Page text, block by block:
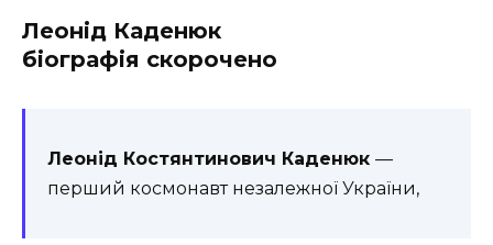
Леонід Каденюк
біографія скорочено
Леонід Костянтинович Каденюк —
перший космонавт незалежної України,